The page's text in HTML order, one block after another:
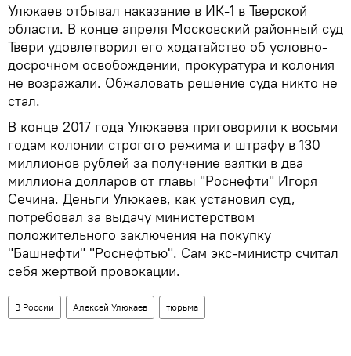
Улюкаев отбывал наказание в ИК-1 в Тверской
области. В конце апреля Московский районный суд
Твери удовлетворил его ходатайство об условно-
досрочном освобождении, прокуратура и колония
не возражали. Обжаловать решение суда никто не
стал.
В конце 2017 года Улюкаева приговорили к восьми
годам колонии строгого режима и штрафу в 130
миллионов рублей за получение взятки в два
миллиона долларов от главы "Роснефти" Игоря
Сечина. Деньги Улюкаев, как установил суд,
потребовал за выдачу министерством
положительного заключения на покупку
"Башнефти" "Роснефтью". Сам экс-министр считал
себя жертвой провокации.
В России Алексей Улюкаев тюрьма